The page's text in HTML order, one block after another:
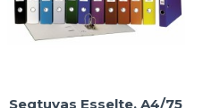
Segtuvas Esselte, A4/75